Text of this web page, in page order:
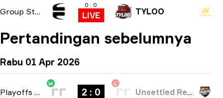
Group Stage
0 : 0
LIVE TYLOO
Pertandingan sebelumnya
Rabu 01 Apr 2026
Playoffs bo3
W
2 : 0
L
Unsettled Resentment